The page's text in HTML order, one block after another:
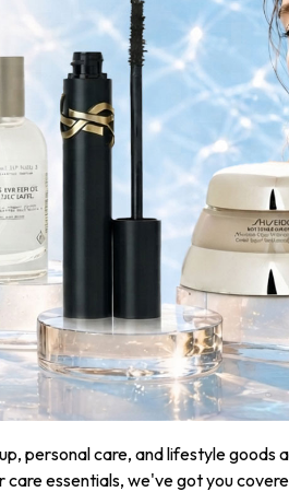
personal care, and lifestyle goods
essentials, we've got you